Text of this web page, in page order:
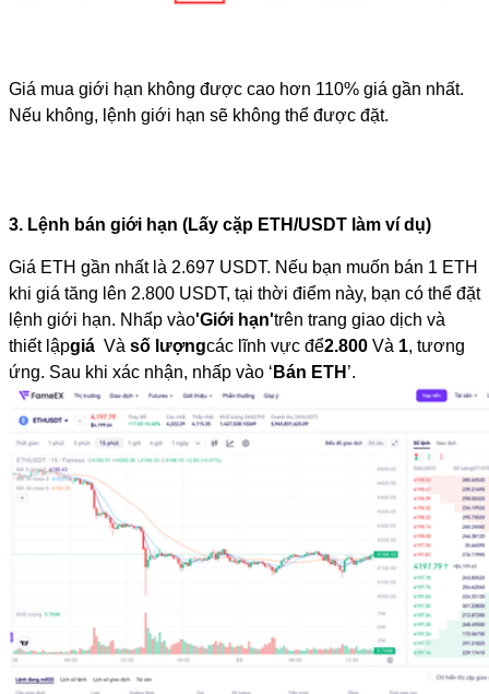
Giá mua giới hạn không được cao hơn 110% giá gần nhất.
Nếu không, lệnh giới hạn sẽ không thể được đặt.
3. Lệnh bán giới hạn (Lấy cặp ETH/USDT làm ví dụ)
Giá ETH gần nhất là 2.697 USDT. Nếu bạn muốn bán 1 ETH
khi giá tăng lên 2.800 USDT, tại thời điểm này, bạn có thể đặt
lệnh giới hạn. Nhấp vào'Giới hạn'trên trang giao dịch và
thiết lậpgiá Và số lượngcác lĩnh vực để2.800 Và 1, tương
ứng. Sau khi xác nhận, nhấp vào ‘ Bán ETH ’.